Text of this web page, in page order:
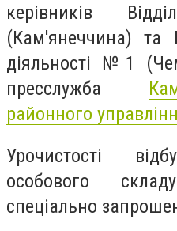
керівників
(Кам'янеччина) та
діяльності №1
пресслужба
районного
Урочистості
особового
спеціально